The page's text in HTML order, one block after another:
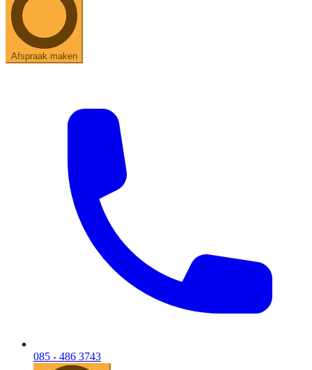
Afspraak maken
085 - 486 3743